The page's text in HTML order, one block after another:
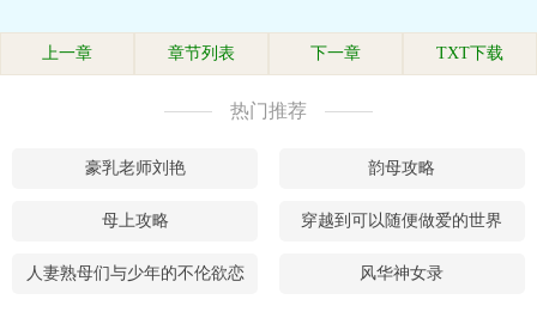
上一章 章节列表 下一章 TXT下载
热门推荐
豪乳老师刘艳 韵母攻略
母上攻略 穿越到可以随便做爱的世界
人妻熟母们与少年的不伦欲恋 风华神女录